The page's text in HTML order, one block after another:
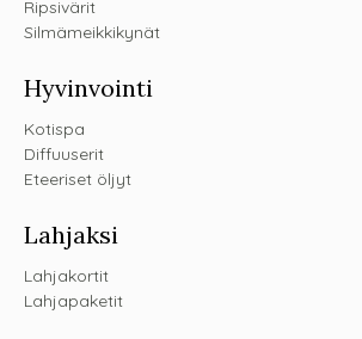
Ripsivärit
Silmämeikkikynät
Hyvinvointi
Kotispa
Diffuuserit
Eteeriset öljyt
Lahjaksi
Lahjakortit
Lahjapaketit